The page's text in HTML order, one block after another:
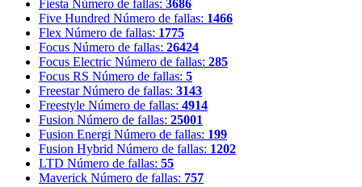
Fiesta Número de fallas: 3686
Five Hundred Número de fallas: 1466
Flex Número de fallas: 1775
Focus Número de fallas: 26424
Focus Electric Número de fallas: 285
Focus RS Número de fallas: 5
Freestar Número de fallas: 3143
Freestyle Número de fallas: 4914
Fusion Número de fallas: 25001
Fusion Energi Número de fallas: 199
Fusion Hybrid Número de fallas: 1202
LTD Número de fallas: 55
Maverick Número de fallas: 757